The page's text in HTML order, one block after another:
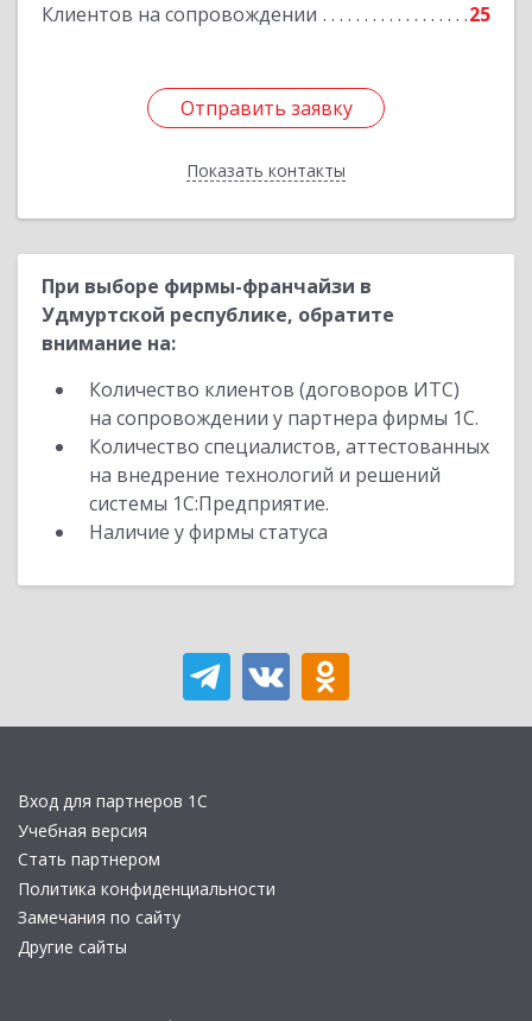
Клиентов на сопровождении 25
Отправить заявку
Показать контакты
Подробнее
Отправить заявку
Назад
При выборе фирмы-франчайзи в
Удмуртской республике, обратите
внимание на:
Количество клиентов (договоров ИТС)
на сопровождении у партнера фирмы 1С.
Количество специалистов, аттестованных
на внедрение технологий и решений
системы 1С:Предприятие.
Наличие у фирмы статуса
Вход для партнеров 1С
Учебная версия
Стать партнером
Политика конфиденциальности
Замечания по сайту
Другие сайты